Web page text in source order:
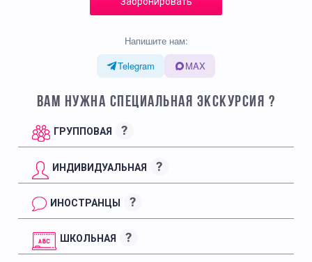
Напишите нам:
Telegram
MAX
ВАМ НУЖНА СПЕЦИАЛЬНАЯ ЭКСКУРСИЯ ?
ГРУППОВАЯ ?
ИНДИВИДУАЛЬНАЯ ?
ИНОСТРАНЦЫ ?
ШКОЛЬНАЯ ?